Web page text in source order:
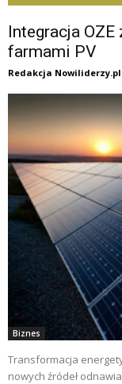
Integracja
farmami PV
Redakcja Nowiliderzy.pl
Biznes
Transformacja
nowych źródeł